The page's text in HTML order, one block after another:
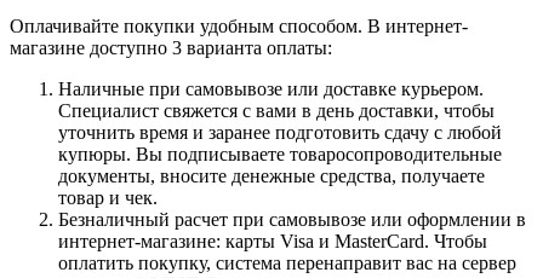
Оплачивайте покупки удобным способом. В интернет-
магазине доступно 3 варианта оплаты:
Наличные при самовывозе или доставке курьером.
Специалист свяжется с вами в день доставки, чтобы
уточнить время и заранее подготовить сдачу с любой
купюры. Вы подписываете товаросопроводительные
документы, вносите денежные средства, получаете
товар и чек.
Безналичный расчет при самовывозе или оформлении в
интернет-магазине: карты Visa и MasterCard. Чтобы
оплатить покупку, система перенаправит вас на сервер